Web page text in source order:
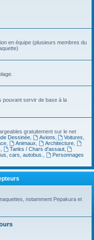
en équipe (plusieurs membres du
pouvant servir de base à la
gratuitement sur le net
Dessinée, Avions Voitures
Animaux Architecture
Tanks / Chars d'assaut,
cars, autobus.
Personnages
notamment Pepakura et